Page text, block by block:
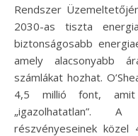
Rendszer
2030-as tiszta
biztonságosabb
amely alacsonyabb
számlákat hozhat.
4,5 millió font,
„igazolhatatlan”.
részvényeseinek